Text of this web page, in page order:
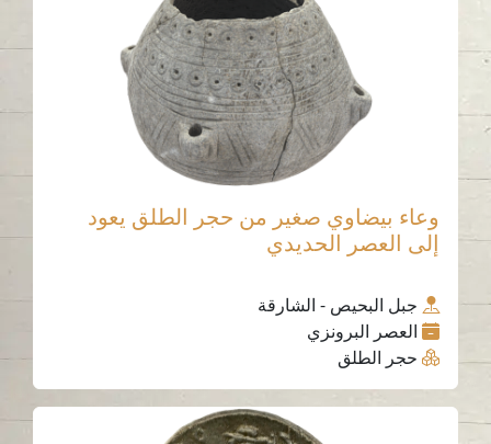
وعاء بيضاوي صغير من حجر الطلق يعود
إلى العصر الحديدي
جبل البحيص - الشارقة
العصر البرونزي
حجر الطلق